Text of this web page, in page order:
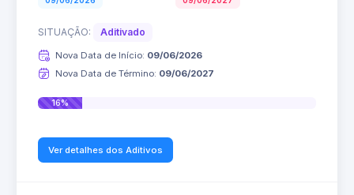
SITUAÇÃO: Aditivado
Nova Data de Início: 09/06/2026
Nova Data de Término: 09/06/2027
16%
Ver detalhes dos Aditivos